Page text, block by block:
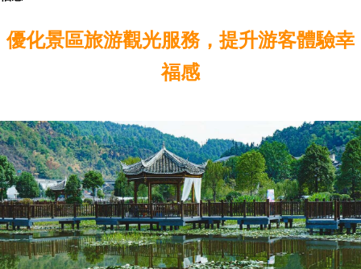
優化景區旅游觀光服務，提升游客體驗幸
福感